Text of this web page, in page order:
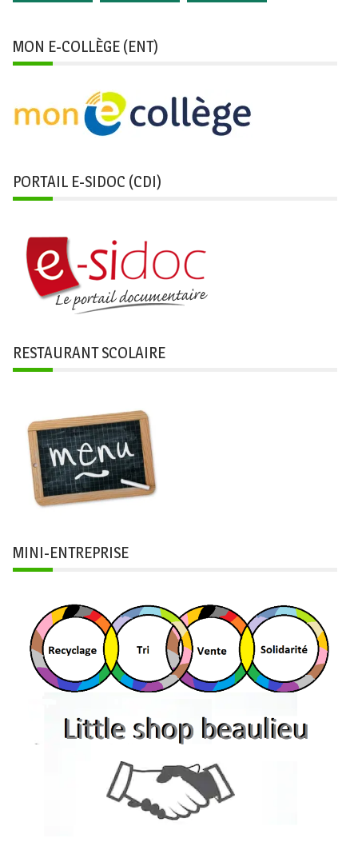
MON E-COLLÈGE (ENT)
PORTAIL E-SIDOC (CDI)
RESTAURANT SCOLAIRE
MINI-ENTREPRISE